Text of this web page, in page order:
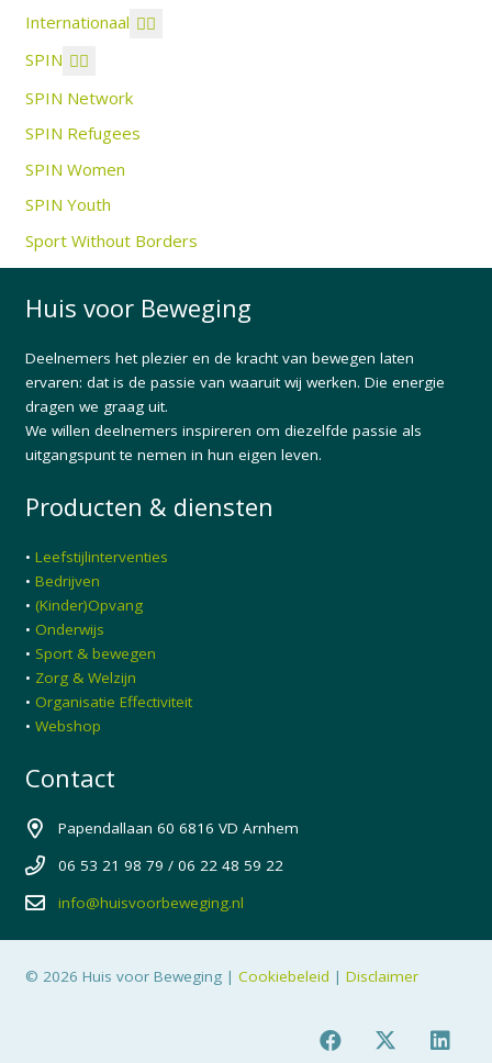
Internationaal
SPIN
SPIN Network
SPIN Refugees
SPIN Women
SPIN Youth
Sport Without Borders
Huis voor Beweging
Deelnemers het plezier en de kracht van bewegen laten
ervaren: dat is de passie van waaruit wij werken. Die energie
dragen we graag uit.
We willen deelnemers inspireren om diezelfde passie als
uitgangspunt te nemen in hun eigen leven.
Producten & diensten
• Leefstijlinterventies
• Bedrijven
• (Kinder)Opvang
• Onderwijs
• Sport & bewegen
• Zorg & Welzijn
• Organisatie Effectiviteit
• Webshop
Contact
Papendallaan 60 6816 VD Arnhem
06 53 21 98 79 / 06 22 48 59 22
info@huisvoorbeweging.nl
© 2026 Huis voor Beweging | Cookiebeleid | Disclaimer